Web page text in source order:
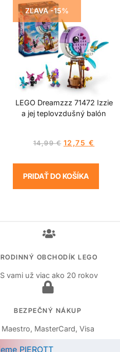
ZĽAVA -15%
LEGO Dreamzzz 71472 Izzie
a jej teplovzdušný balón
14,99€ 12,75 €
PRIDAŤ DO KOŠÍKA
RODINNÝ OBCHODÍK LEGO
S vami už viac ako 20 rokov
BEZPEČNÝ NÁKUP
Maestro, MasterCard, Visa